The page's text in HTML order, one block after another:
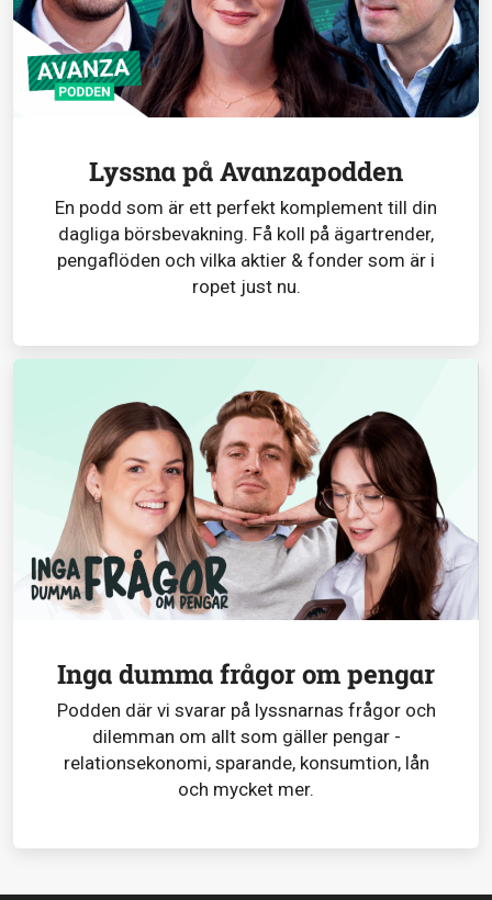
Lyssna på Avanzapodden
En podd som är ett perfekt komplement till din
dagliga börsbevakning. Få koll på ägartrender,
pengaflöden och vilka aktier & fonder som är i
ropet just nu.
Inga dumma frågor om pengar
Podden där vi svarar på lyssnarnas frågor och
dilemman om allt som gäller pengar -
relationsekonomi, sparande, konsumtion, lån
och mycket mer.